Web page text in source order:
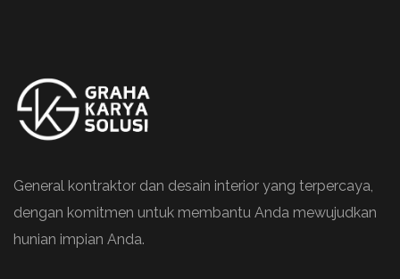
General kontraktor dan desain interior yang terpercaya,
dengan komitmen untuk membantu Anda mewujudkan
hunian impian Anda.